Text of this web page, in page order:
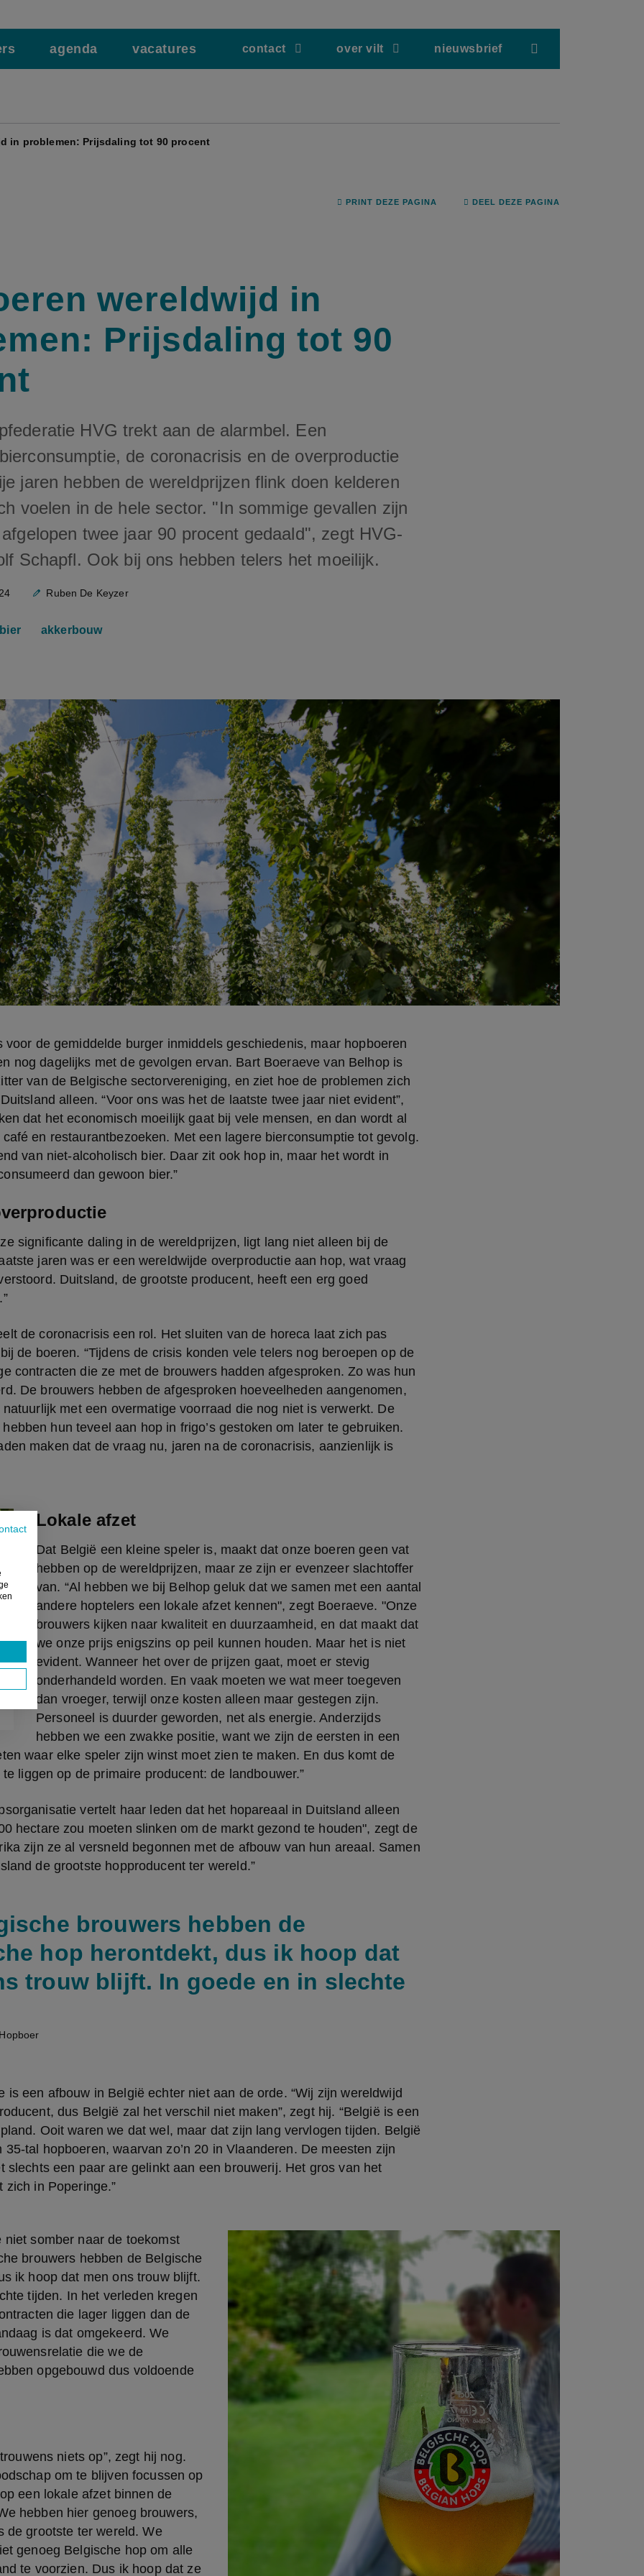
agenda vacatures contact over vilt nieuwsbrief
in problemen: Prijsdaling tot 90 procent
PRINT DEZE PAGINA DEEL DEZE PAGINA
wereldwijd in
Prijsdaling tot 90
HVG trekt aan de alarmbel. Een
de coronacrisis en de overproductie
jaren hebben de wereldprijzen flink doen kelderen
voelen in de hele sector. "In sommige gevallen zijn
twee jaar 90 procent gedaald", zegt HVG-
Schapfl. Ook bij ons hebben telers het moeilijk.
Ruben De Keyzer
bier akkerbouw
voor de gemiddelde burger inmiddels geschiedenis, maar hopboeren
nog dagelijks met de gevolgen ervan. Bart Boeraeve van Belhop is
van de Belgische sectorvereniging, en ziet hoe de problemen zich
alleen. “Voor ons was het de laatste twee jaar niet evident”,
dat het economisch moeilijk gaat bij vele mensen, en dan wordt al
en restaurantbezoeken. Met een lagere bierconsumptie tot gevolg.
van niet-alcoholisch bier. Daar zit ook hop in, maar het wordt in
dan gewoon bier.”
significante daling in de wereldprijzen, ligt lang niet alleen bij de
jaren was er een wereldwijde overproductie aan hop, wat vraag
Duitsland, de grootste producent, heeft een erg goed
de coronacrisis een rol. Het sluiten van de horeca laat zich pas
de boeren. “Tijdens de crisis konden vele telers nog beroepen op de
contracten die ze met de brouwers hadden afgesproken. Zo was hun
De brouwers hebben de afgesproken hoeveelheden aangenomen,
met een overmatige voorraad die nog niet is verwerkt. De
hun teveel aan hop in frigo’s gestoken om later te gebruiken.
maken dat de vraag nu, jaren na de coronacrisis, aanzienlijk is
Lokale afzet
Dat België een kleine speler is, maakt dat onze boeren geen vat
hebben op de wereldprijzen, maar ze zijn er evenzeer slachtoffer
van. “Al hebben we bij Belhop geluk dat we samen met een aantal
andere hoptelers een lokale afzet kennen", zegt Boeraeve. "Onze
brouwers kijken naar kwaliteit en duurzaamheid, en dat maakt dat
we onze prijs enigszins op peil kunnen houden. Maar het is niet
evident. Wanneer het over de prijzen gaat, moet er stevig
onderhandeld worden. En vaak moeten we wat meer toegeven
dan vroeger, terwijl onze kosten alleen maar gestegen zijn.
Personeel is duurder geworden, net als energie. Anderzijds
hebben we een zwakke positie, want we zijn de eersten in een
waar elke speler zijn winst moet zien te maken. En dus komt de
liggen op de primaire producent: de landbouwer.”
vertelt haar leden dat het hopareaal in Duitsland alleen
hectare zou moeten slinken om de markt gezond te houden", zegt de
zijn ze al versneld begonnen met de afbouw van hun areaal. Samen
de grootste hopproducent ter wereld.”
brouwers hebben de
hop herontdekt, dus ik hoop dat
trouw blijft. In goede en in slechte
is een afbouw in België echter niet aan de orde. “Wij zijn wereldwijd
dus België zal het verschil niet maken”, zegt hij. “België is een
Ooit waren we dat wel, maar dat zijn lang vervlogen tijden. België
35-tal hopboeren, waarvan zo’n 20 in Vlaanderen. De meesten zijn
slechts een paar are gelinkt aan een brouwerij. Het gros van het
zich in Poperinge.”
niet somber naar de toekomst
brouwers hebben de Belgische
ik hoop dat men ons trouw blijft.
tijden. In het verleden kregen
die lager liggen dan de
is dat omgekeerd. We
die we de
opgebouwd dus voldoende
niets op”, zegt hij nog.
om te blijven focussen op
een lokale afzet binnen de
hebben hier genoeg brouwers,
de grootste ter wereld. We
genoeg Belgische hop om alle
te voorzien. Dus ik hoop dat ze